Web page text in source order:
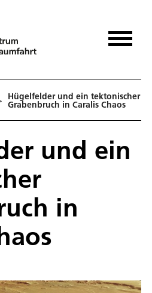
Hügelfelder und ein tektonischer
Grabenbruch in Caralis Chaos
und ein
in